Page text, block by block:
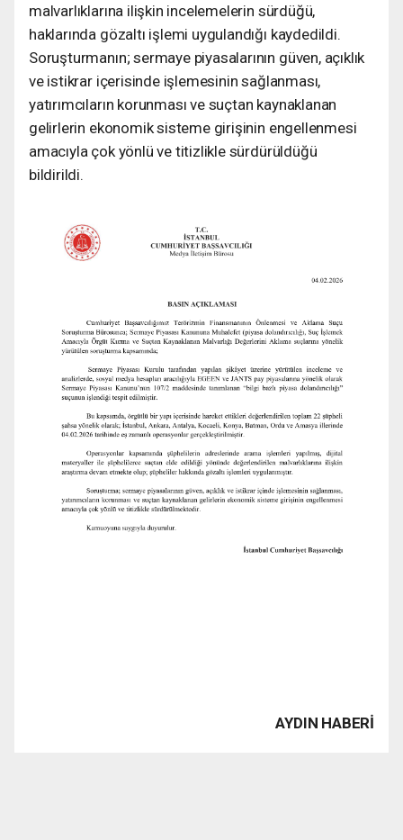
malvarlıklarına ilişkin incelemelerin sürdüğü,
haklarında gözaltı işlemi uygulandığı kaydedildi.
Soruşturmanın; sermaye piyasalarının güven, açıklık
ve istikrar içerisinde işlemesinin sağlanması,
yatırımcıların korunması ve suçtan kaynaklanan
gelirlerin ekonomik sisteme girişinin engellenmesi
amacıyla çok yönlü ve titizlikle sürdürüldüğü
bildirildi.
AYDIN HABERİ